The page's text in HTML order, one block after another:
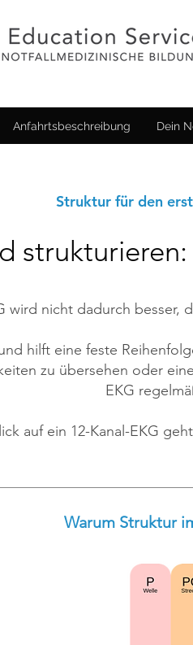
Anfahrtsbeschreibung Dein
Struktur für den
wird nicht dadurch besser,
hilft eine feste
zu übersehen oder
EKG
auf ein 12-Kanal-EKG
Warum Struktur